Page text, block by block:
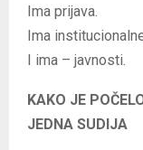
Ima prijava.
Ima
I ima – javnosti.
KAKO JE
JEDNA SUDIJA